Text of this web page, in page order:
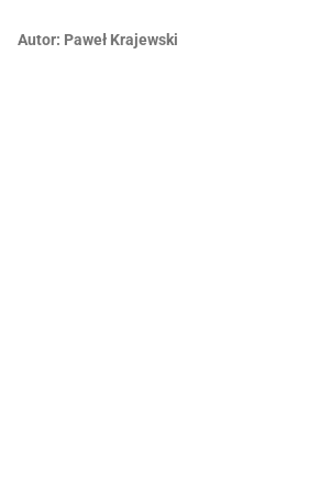
Autor: Paweł Krajewski